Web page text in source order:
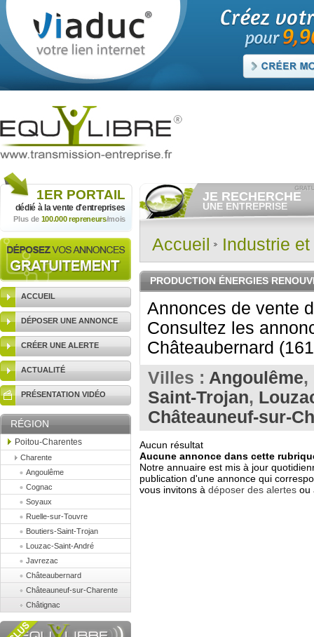
1ER PORTAIL
dédié à la vente d'entreprises
Plus de 100.000 repreneurs/mois
ACCUEIL
DÉPOSER UNE ANNONCE
CRÉER UNE ALERTE
ACTUALITÉ
PRÉSENTATION VIDÉO
RÉGION
Poitou-Charentes
Charente
Angoulême
Cognac
Soyaux
Ruelle-sur-Touvre
Boutiers-Saint-Trojan
Louzac-Saint-André
Javrezac
Châteaubernard
Châteauneuf-sur-Charente
Châtignac
JE RECHERCHE
UNE ENTREPRISE
Consulter gratuitementles
vendre.
Et/ou déposergratuitement
RECHERCHER UNE
ANNONCE
Accueil Industrie
PRODUCTION ÉNERGIES
Annonces de vente
Consultez les
Châteaubernard
Villes : Angoulême,
Saint-Trojan,
Châteauneuf-sur-
Aucun résultat
Aucune annonce dans cette
Notre annuaire est mis à jour
publication d'une annonce qui
vous invitons à déposer des alertes ou